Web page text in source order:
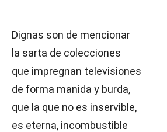
Dignas son de mencionar
la sarta de colecciones
que impregnan televisiones
de forma manida y burda,
que la que no es inservible,
es eterna, incombustible